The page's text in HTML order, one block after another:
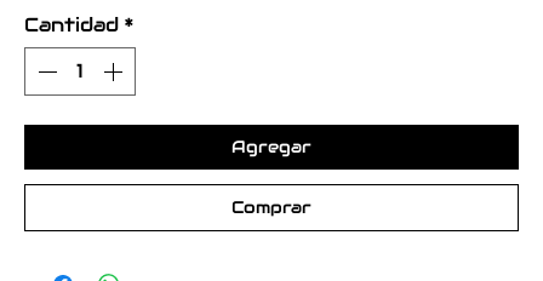
Cantidad *
Agregar
Comprar